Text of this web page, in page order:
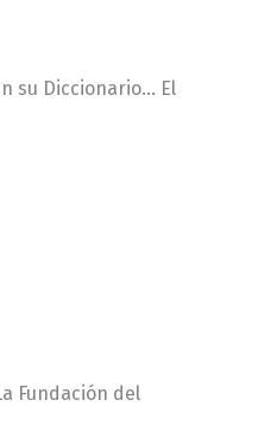
su Diccionario… El
Fundación del